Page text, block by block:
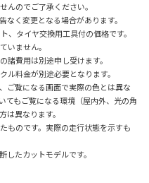
んのでご了承ください。
く変更となる場合があります。
タイヤ交換用工具付の価格です。
いません。
費用は別途申し受けます。
料金が別途必要となります。
ご覧になる画面で実際の色とは異な
てもご覧になる環境（屋内外、光の角
は異なります。
ものです。実際の走行状態を示すも
たカットモデルです。